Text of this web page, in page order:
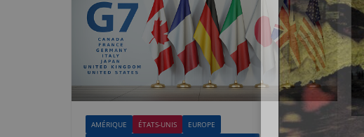
AMÉRIQUE ÉTATS-UNIS
EUROPE